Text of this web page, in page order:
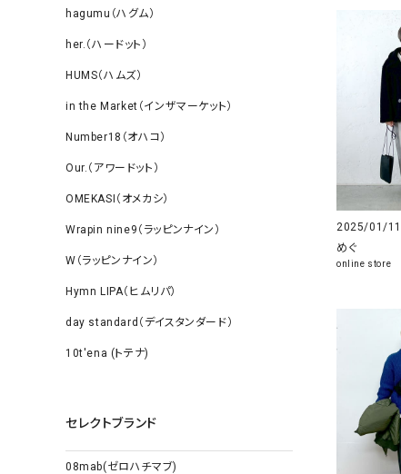
hagumu（ハグム）
her.（ハードット）
HUMS（ハムズ）
in the Market（インザマーケット）
Number18（オハコ）
Our.（アワードット）
OMEKASI（オメカシ）
Wrapin nine9（ラッピンナイン）
W（ラッピンナイン）
Hymn LIPA（ヒムリパ）
day standard（デイスタンダード）
10t'ena (トテナ)
セレクトブランド
08mab(ゼロハチマブ)
2025/01/11
めぐ
online store